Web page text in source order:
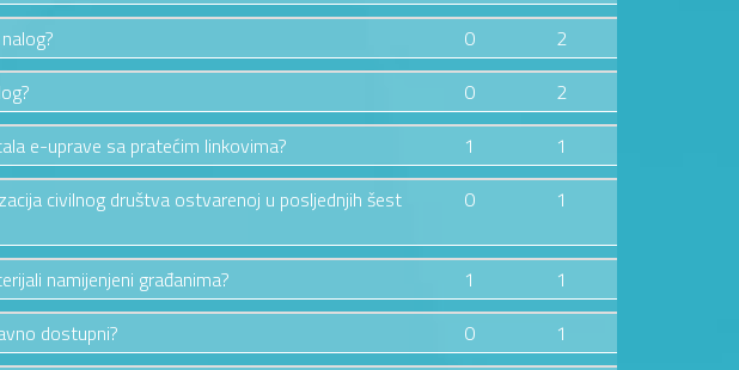
0
2
0
2
e-uprave sa pratećim linkovima? 1
1
civilnog društva ostvarenoj u posljednjih šest
0 1
namijenjeni građanima? 1
1
dostupni? 0 1